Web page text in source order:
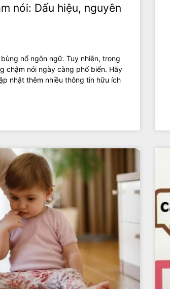
nói: Dấu hiệu, nguyên
nổ ngôn ngữ. Tuy nhiên, trong
chậm nói ngày càng phổ biến. Hãy
nhật thêm nhiều thông tin hữu ích